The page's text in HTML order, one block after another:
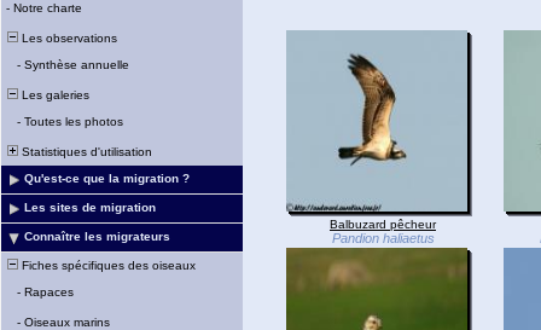
- Notre charte
Les observations
- Synthèse annuelle
Les galeries
- Toutes les photos
Statistiques d'utilisation
Qu'est-ce que la migration ?
Les sites de migration
Connaître les migrateurs
Fiches spécifiques des oiseaux
- Rapaces
- Oiseaux marins
Balbuzard pêcheur
Pandion haliaetus